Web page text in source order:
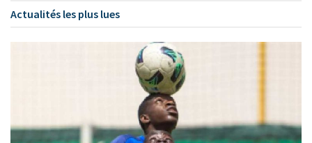
Actualités les plus lues